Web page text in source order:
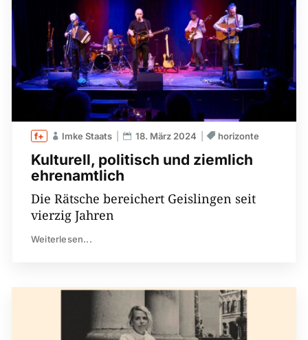
Kulturell, politisch und ziemlich
ehrenamtlich
Imke Staats 18. März 2024 horizonte
Die Rätsche bereichert Geislingen seit
vierzig Jahren
Weiterlesen...